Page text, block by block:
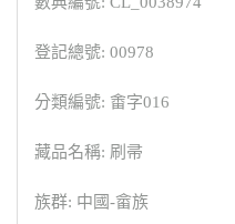
登記總號: 00978
分類編號: 畬字016
藏品名稱: 刷帚
族群: 中國-畲族